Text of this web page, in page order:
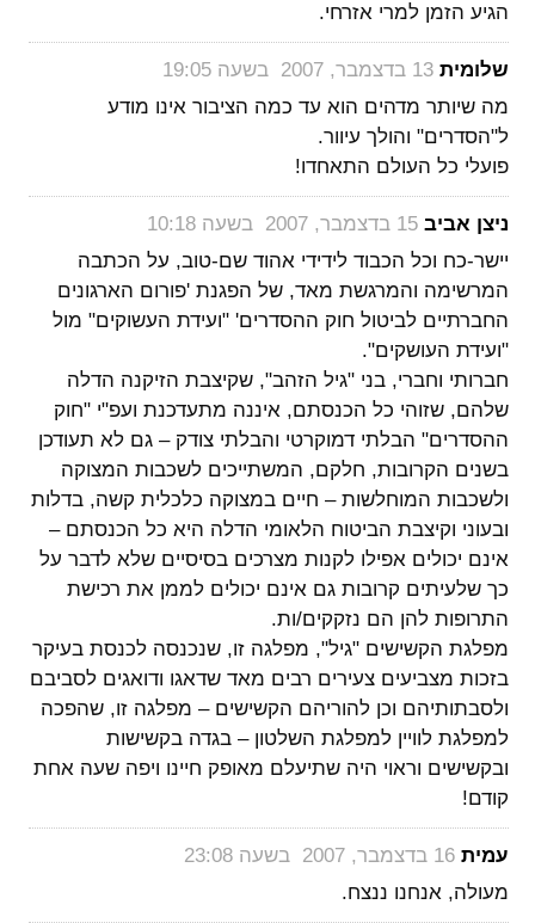
הגיע הזמן למרי אזרחי.
שלומית ‏13 בדצמבר, 2007 בשעה 19:05
מה שיותר מדהים הוא עד כמה הציבור אינו מודע
ל"הסדרים" והולך עיוור.
פועלי כל העולם התאחדו!
ניצן אביב ‏15 בדצמבר, 2007 בשעה 10:18
יישר-כח וכל הכבוד לידידי אהוד שם-טוב, על הכתבה
המרשימה והמרגשת מאד, של הפגנת 'פורום הארגונים
החברתיים לביטול חוק ההסדרים' "ועידת העשוקים" מול
"ועידת העושקים".
חברותי וחברי, בני "גיל הזהב", שקיצבת הזיקנה הדלה
שלהם, שזוהי כל הכנסתם, איננה מתעדכנת ועפ"י "חוק
ההסדרים" הבלתי דמוקרטי והבלתי צודק – גם לא תעודכן
בשנים הקרובות, חלקם, המשתייכים לשכבות המצוקה
ולשכבות המוחלשות – חיים במצוקה כלכלית קשה, בדלות
ובעוני וקיצבת הביטוח הלאומי הדלה היא כל הכנסתם –
אינם יכולים אפילו לקנות מצרכים בסיסיים שלא לדבר על
כך שלעיתים קרובות גם אינם יכולים לממן את רכישת
התרופות להן הם נזקקים/ות.
מפלגת הקשישים "גיל", מפלגה זו, שנכנסה לכנסת בעיקר
בזכות מצביעים צעירים רבים מאד שדאגו ודואגים לסביבם
ולסבתותיהם וכן להוריהם הקשישים – מפלגה זו, שהפכה
למפלגת לוויין למפלגת השלטון – בגדה בקשישות
ובקשישים וראוי היה שתיעלם מאופק חיינו ויפה שעה אחת
קודם!
עמית ‏16 בדצמבר, 2007 בשעה 23:08
מעולה, אנחנו ננצח.